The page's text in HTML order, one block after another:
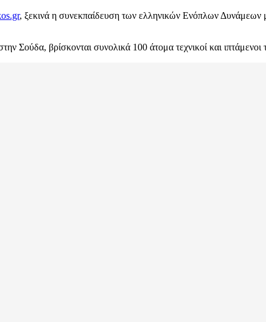
, ξεκινά η συνεκπαίδευση των ελληνικών Ενόπλων
Σούδα, βρίσκονται συνολικά 100 άτομα τεχνικοί και